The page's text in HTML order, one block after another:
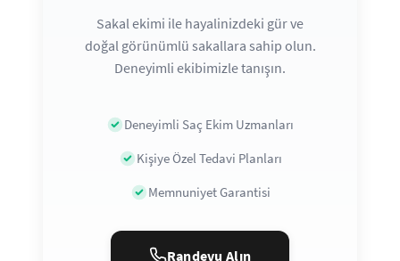
Sakal ekimi ile hayalinizdeki gür ve
doğal görünümlü sakallara sahip olun.
Deneyimli ekibimizle tanışın.
Deneyimli Saç Ekim Uzmanları
Kişiye Özel Tedavi Planları
Memnuniyet Garantisi
Randevu Alın